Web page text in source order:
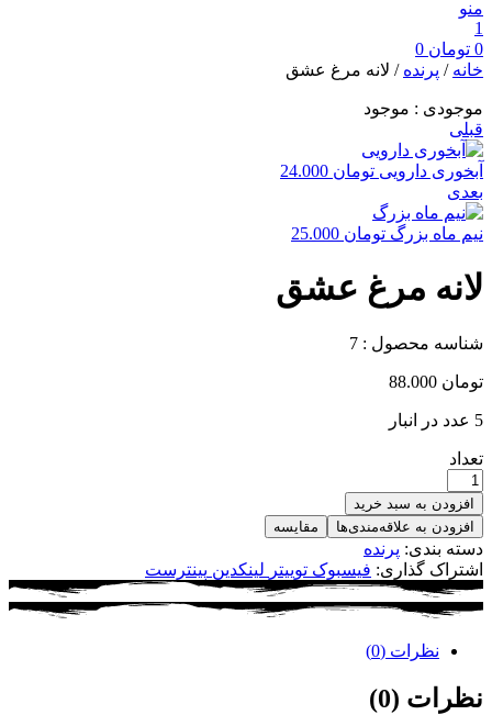
منو
1
0 تومان
خانه / پرنده / لانه مرغ عشق
موجودی : موجود
قبلی
آبخوری دارویی تومان
بعدی
نیم ماه بزرگ تومان
لانه مرغ عشق
شناسه محصول : 7
تومان
5 عدد در انبار
تعداد
افزودن به سبد خرید
افزودن به علاقه‌مندی‌ها
مقایسه
دسته بندی: پرنده
اشتراک گذاری: فیسبوک توییتر لینکدین پینترست
نظرات (0)
نظرات (0)